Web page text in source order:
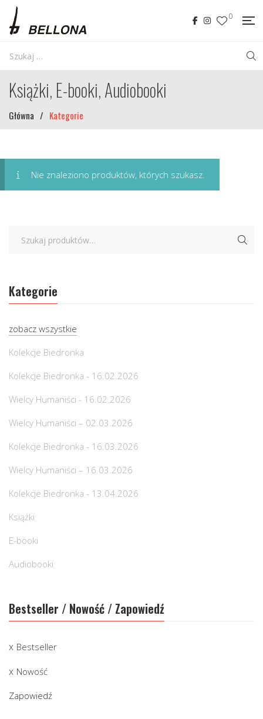
0
Książki, E-booki, Audiobooki
Główna / Kategorie
Nie znaleziono produktów, których szukasz.
Kategorie
zobacz wszystkie
Kolekcje Biedronka
Kolekcje Biedronka - 16.02.2026
Wielcy Humaniści - 16.02.2026
Wielcy Humaniści – 02.03.2026
Kolekcje Biedronka - 16.03.2026
Wielcy Humaniści – 16.03.2026
Kolekcje Biedronka - 13.04.2026
Książki
E-booki
Audiobooki
Bestseller / Nowość / Zapowiedź
Bestseller
Nowość
Zapowiedź